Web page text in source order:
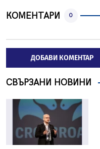
КОМЕНТАРИ 0
ДОБАВИ КОМЕНТАР
СВЪРЗАНИ НОВИНИ